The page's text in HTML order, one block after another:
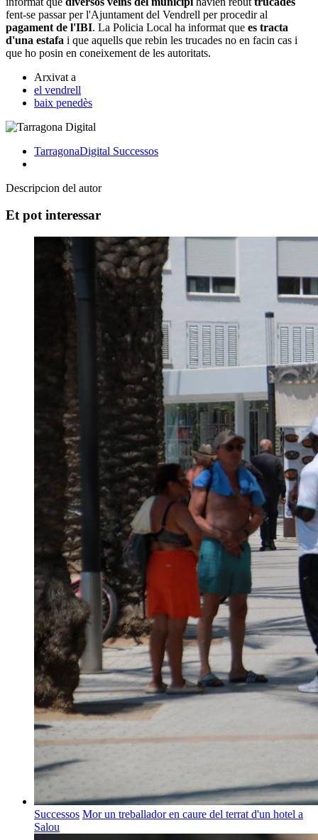
fent-se passar per l'Ajuntament del Vendrell per procedir al
pagament de l'IBI. La Policia Local ha informat que es tracta
d'una estafa i que aquells que rebin les trucades no en facin cas i
que ho posin en coneixement de les autoritats.
Arxivat a
el vendrell
baix penedès
TarragonaDigital Successos
Descripcion del autor
Et pot interessar
Successos Mor un treballador en caure del terrat d'un hotel a
Salou